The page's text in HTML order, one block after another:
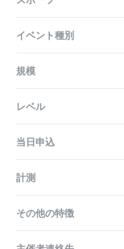
イベント種別
規模
レベル
当日申込
計測
その他の特徴